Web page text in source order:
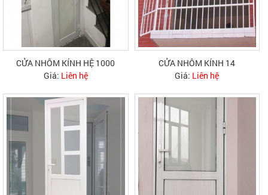
CỬA NHÔM KÍNH HỆ 1000
Giá: Liên hệ
CỬA NHÔM KÍNH 14
Giá: Liên hệ